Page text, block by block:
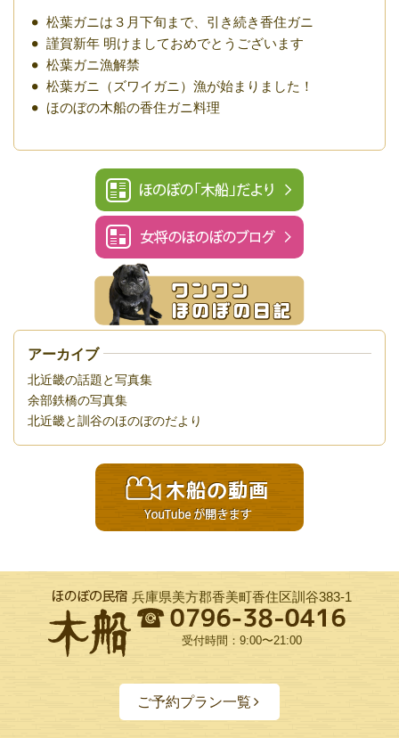
松葉ガニは３月下旬まで、引き続き香住ガニ
謹賀新年 明けましておめでとうございます
松葉ガニ漁解禁
松葉ガニ（ズワイガニ）漁が始まりました！
ほのぼの木船の香住ガニ料理
アーカイブ
北近畿の話題と写真集
余部鉄橋の写真集
北近畿と訓谷のほのぼのだより
兵庫県美方郡香美町香住区訓谷383-1
受付時間：9:00〜21:00
ご予約プラン一覧